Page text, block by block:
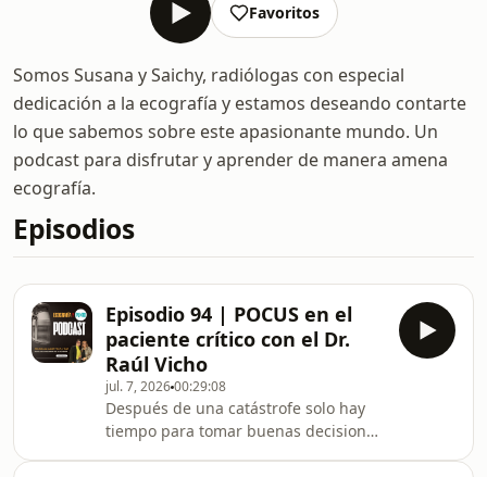
Favoritos
Somos Susana y Saichy, radiólogas con especial
dedicación a la ecografía y estamos deseando contarte
lo que sabemos sobre este apasionante mundo. Un
podcast para disfrutar y aprender de manera amena
ecografía.
Episodios
Episodio 94 | POCUS en el
paciente crítico con el Dr.
Raúl Vicho
jul. 7, 202600:29:08
Después de una catástrofe solo hay
tiempo para tomar buenas decisiones